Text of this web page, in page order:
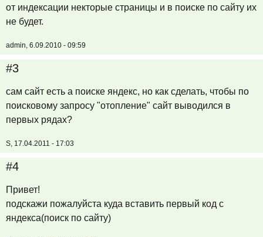
от индексации некторые страницы и в поиске по сайту их
не будет.
admin, 6.09.2010 - 09:59
#3
сам сайт есть а поиске яндекс, но как сделать, чтобы по
поисковому запросу "отопление" сайт выводился в
первых рядах?
S, 17.04.2011 - 17:03
#4
Привет!
подскажи пожалуйста куда вставить первый код с
яндекса(поиск по сайту)